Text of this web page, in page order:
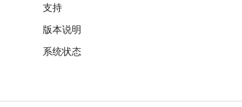
支持
版本说明
系统状态